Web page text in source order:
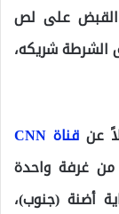
على لص
الشرطة شريكه،
عن
قناة CNN
غرفة واحدة
أضنة (جنوب)،